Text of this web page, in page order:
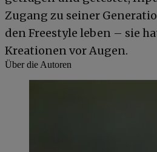
Zugang zu seiner
den Freestyle leben – sie
Kreationen vor Augen.
Über die Autoren